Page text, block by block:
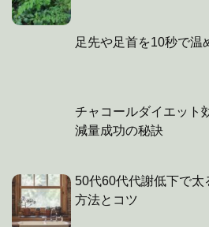
足先や足首を10秒で温
チャコールダイエット
減量成功の秘訣
50代60代代謝低下で太
方法とコツ